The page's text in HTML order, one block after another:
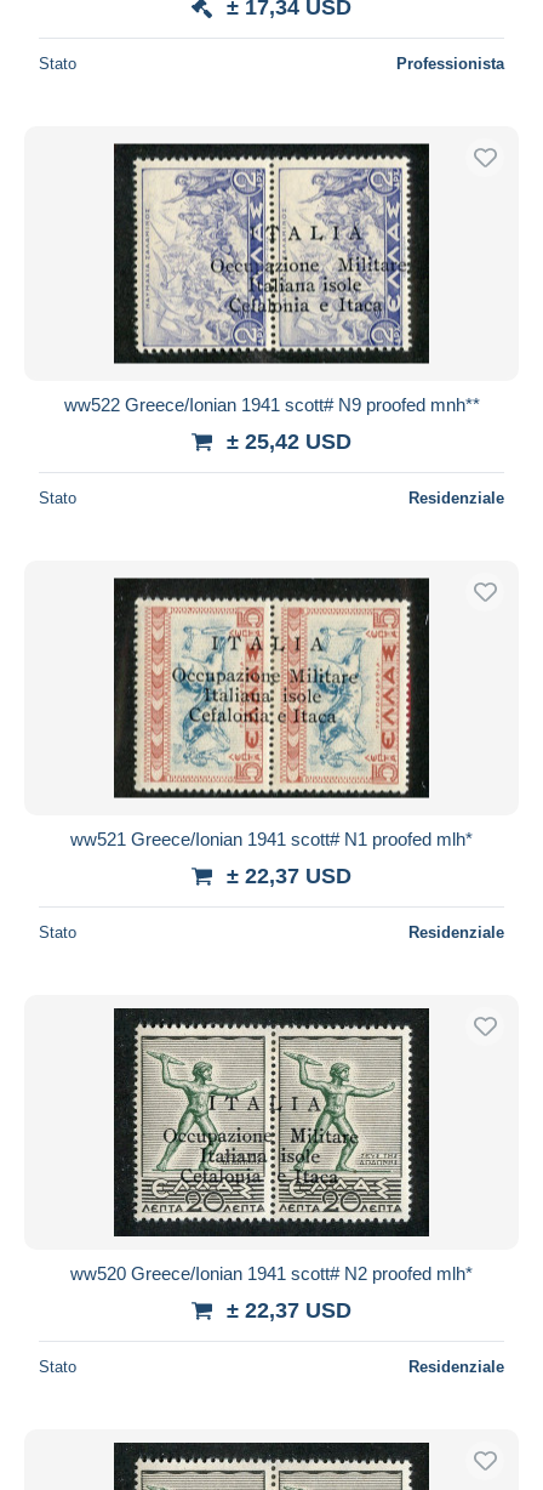
± 17,34 USD
Stato Professionista
ww522 Greece/Ionian 1941 scott# N9 proofed mnh**
± 25,42 USD
Stato Residenziale
ww521 Greece/Ionian 1941 scott# N1 proofed mlh*
± 22,37 USD
Stato Residenziale
ww520 Greece/Ionian 1941 scott# N2 proofed mlh*
± 22,37 USD
Stato Residenziale